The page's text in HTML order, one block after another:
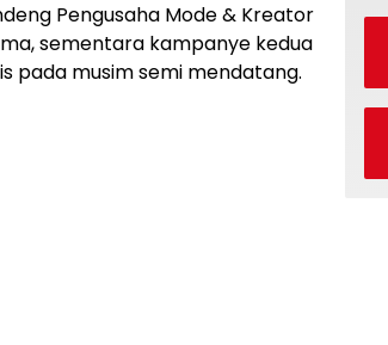
Pengusaha Mode & Kreator
sementara kampanye kedua
pada musim semi mendatang.